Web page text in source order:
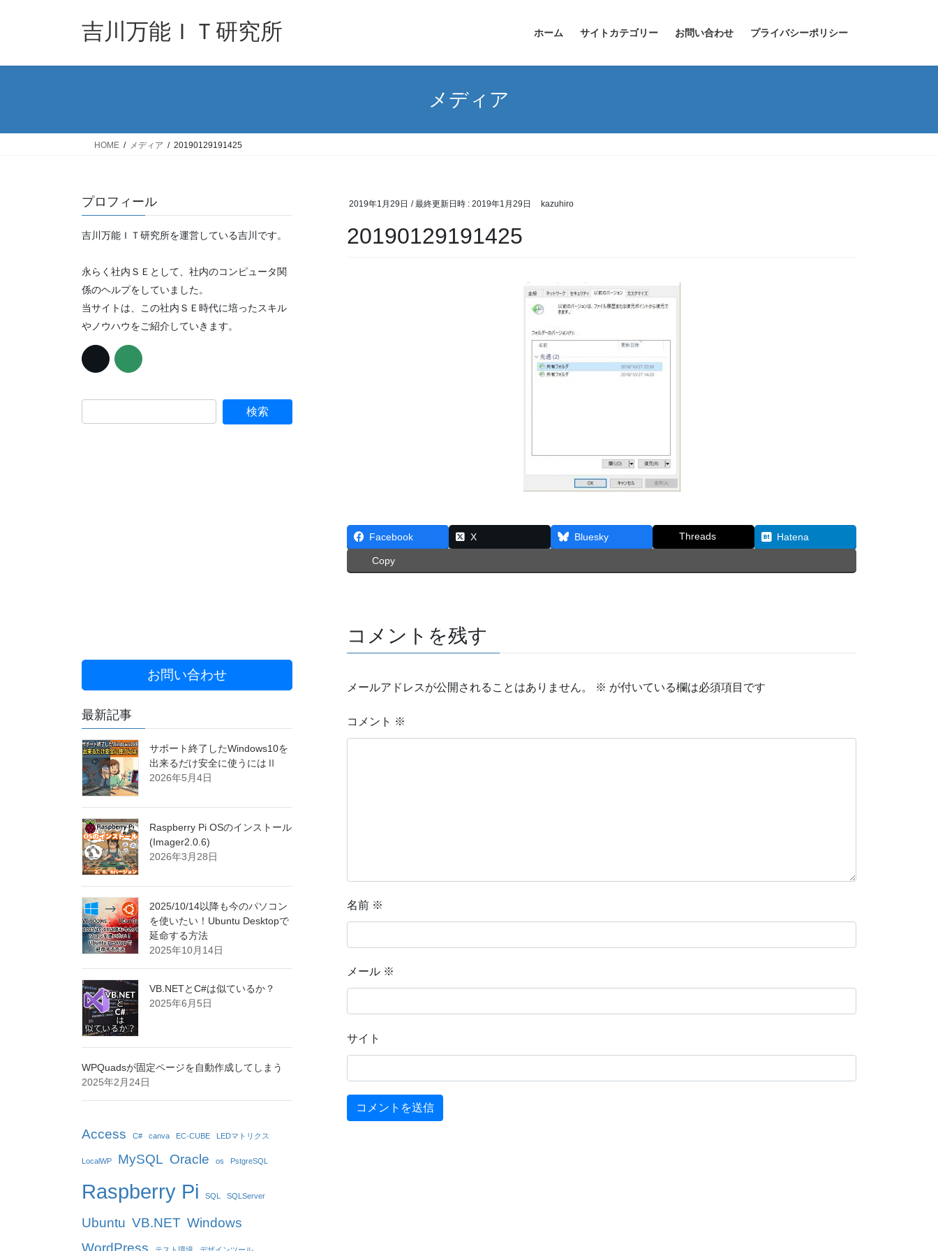
吉川万能ＩＴ研究所 ホーム サイトカテゴリー お問い合わせ プライバシーポリシー
メディア
HOME メディア 20190129191425
2019年1月29日 / 最終更新日時 : 2019年1月29日 kazuhiro
20190129191425
Facebook X Bluesky Threads Hatena
Copy
コメントを残す
メールアドレスが公開されることはありません。 ※ が付いている欄は必須項目です
コメント ※
名前 ※
メール ※
サイト
プロフィール
吉川万能ＩＴ研究所を運営している吉川です。
永らく社内ＳＥとして、社内のコンピュータ関
係のヘルプをしていました。
当サイトは、この社内ＳＥ時代に培ったスキル
やノウハウをご紹介していきます。
お問い合わせ
最新記事
サポート終了したWindows10を
出来るだけ安全に使うにはⅡ
2026年5月4日
Raspberry Pi OSのインストール
(Imager2.0.6)
2026年3月28日
2025/10/14以降も今のパソコン
を使いたい！Ubuntu Desktopで
延命する方法
2025年10月14日
VB.NETとC#は似ているか？
2025年6月5日
WPQuadsが固定ページを自動作成してしまう
2025年2月24日
Access C# canva EC-CUBE LEDマトリクス
LocalWP MySQL Oracle os PstgreSQL
Raspberry Pi SQL SQLServer
Ubuntu VB.NET Windows
WordPress
テスト環境 デザインツール